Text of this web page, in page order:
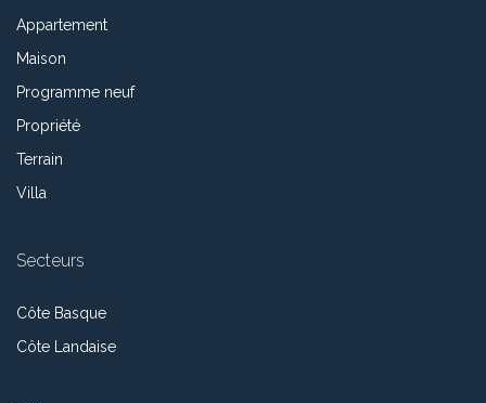
Appartement
Maison
Programme neuf
Propriété
Terrain
Villa
Secteurs
Côte Basque
Côte Landaise